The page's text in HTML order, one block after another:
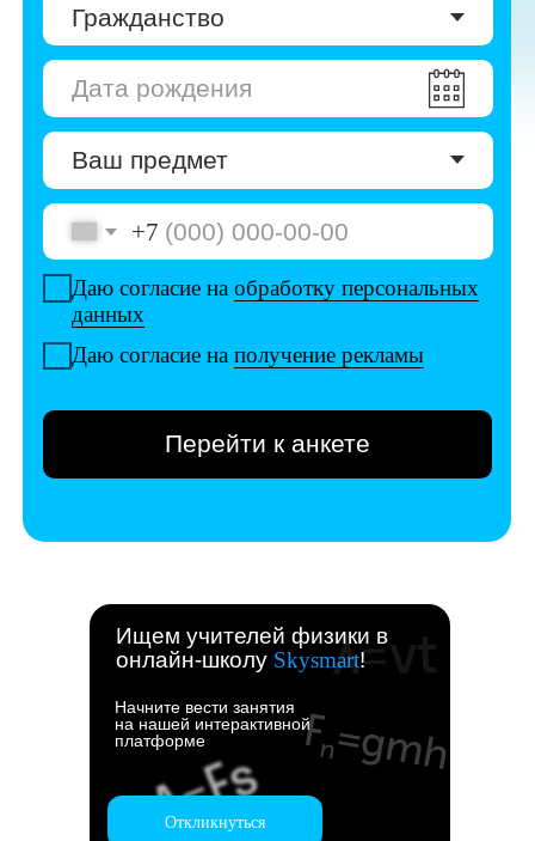
Даю согласие наобработку персональных
Даю согласие наполучение рекламы
Перейти к анкете
Ищем учителей физики в
онлайн-школу Skysmart!
Начните вести занятия
на нашей интерактивной
платформе
Откликнуться